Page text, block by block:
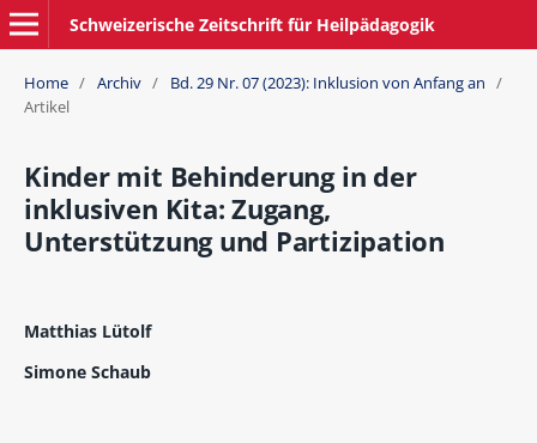
Schweizerische Zeitschrift für Heilpädagogik
Home / Archiv / Bd. 29 Nr. 07 (2023): Inklusion von Anfang an /
Artikel
Kinder mit Behinderung in der
inklusiven Kita: Zugang,
Unterstützung und Partizipation
Matthias Lütolf
Simone Schaub